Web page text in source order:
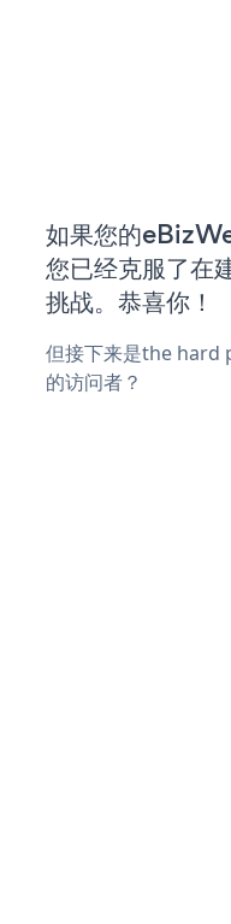
如果您的
您已经克服了在
挑战。恭喜你！
但接下来是the hard
的访问者？